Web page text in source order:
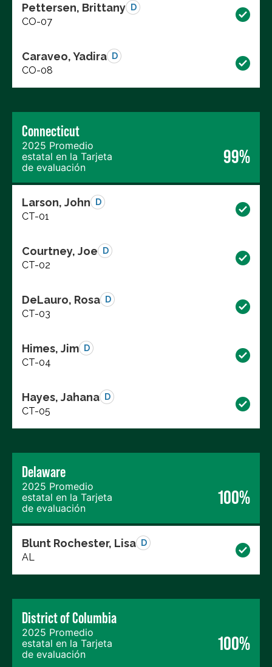
Pettersen, Brittany D
CO-07
Caraveo, Yadira D
CO-08
Connecticut
2025 Promedio
estatal en la Tarjeta
de evaluación
99%
Larson, John D
CT-01
Courtney, Joe D
CT-02
DeLauro, Rosa D
CT-03
Himes, Jim D
CT-04
Hayes, Jahana D
CT-05
Delaware
2025 Promedio
estatal en la Tarjeta
de evaluación
100%
Blunt Rochester, Lisa D
AL
District of Columbia
2025 Promedio
estatal en la Tarjeta
de evaluación
100%